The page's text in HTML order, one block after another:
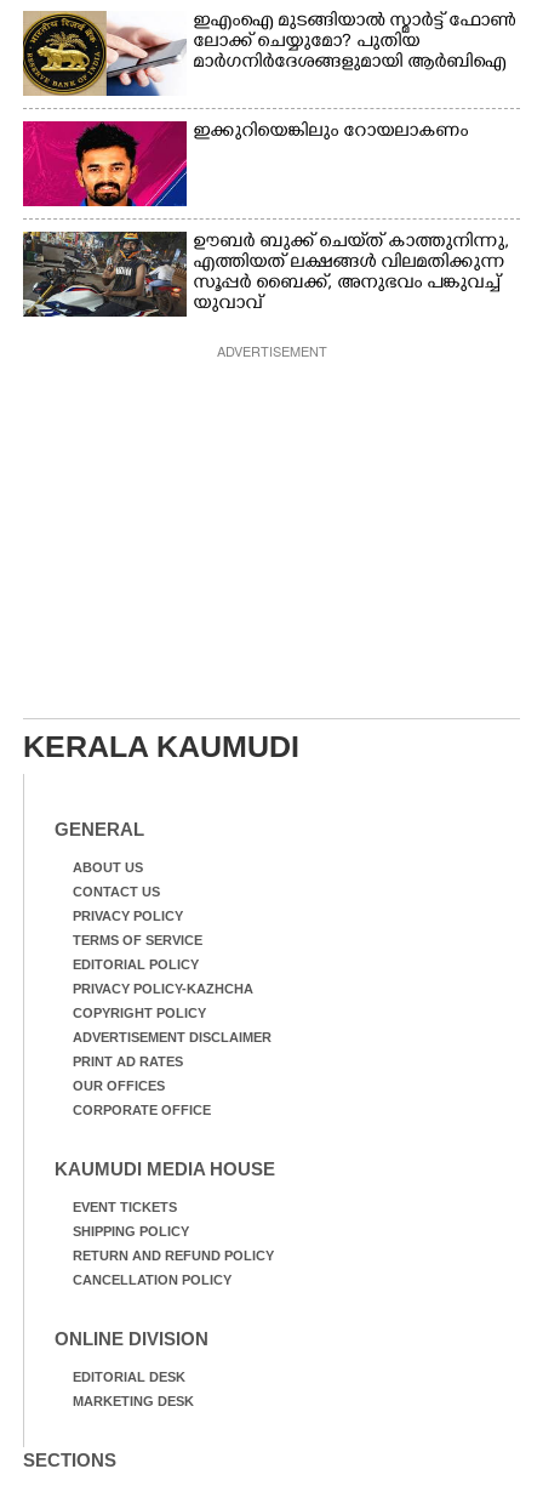
ഇഎംഐ മുടങ്ങിയാൽ സ്മാർട്ട് ഫോൺ
ലോക്ക് ചെയ്യുമോ? പുതിയ
മാർഗനിർദേശങ്ങളുമായി ആർബിഐ
ഇക്കുറിയെങ്കിലും റോയലാകണം
ഊബർ ബുക്ക് ചെയ്‌ത് കാത്തുനിന്നു,​
എത്തിയത് ലക്ഷങ്ങൾ വിലമതിക്കുന്ന
സൂപ്പർ ബൈക്ക്,​ അനുഭവം പങ്കുവച്ച്
യുവാവ്
ADVERTISEMENT
KERALA KAUMUDI
GENERAL
ABOUT US
CONTACT US
PRIVACY POLICY
TERMS OF SERVICE
EDITORIAL POLICY
PRIVACY POLICY-KAZHCHA
COPYRIGHT POLICY
ADVERTISEMENT DISCLAIMER
PRINT AD RATES
OUR OFFICES
CORPORATE OFFICE
KAUMUDI MEDIA HOUSE
EVENT TICKETS
SHIPPING POLICY
RETURN AND REFUND POLICY
CANCELLATION POLICY
ONLINE DIVISION
EDITORIAL DESK
MARKETING DESK
SECTIONS